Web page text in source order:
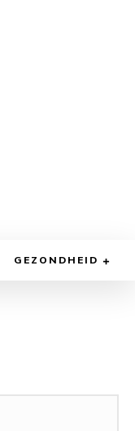
GEZONDHEID